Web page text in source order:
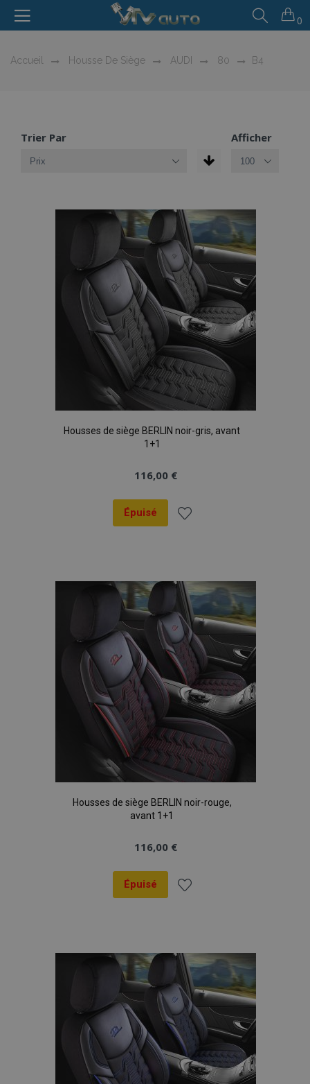
0
Accueil Housse De Siège AUDI 80 B4
Trier Par Afficher
Housses de siège BERLIN noir-gris, avant
1+1
116,00 €
Épuisé
liste
d'achats
Housses de siège BERLIN noir-rouge,
avant 1+1
116,00 €
Épuisé
liste
d'achats